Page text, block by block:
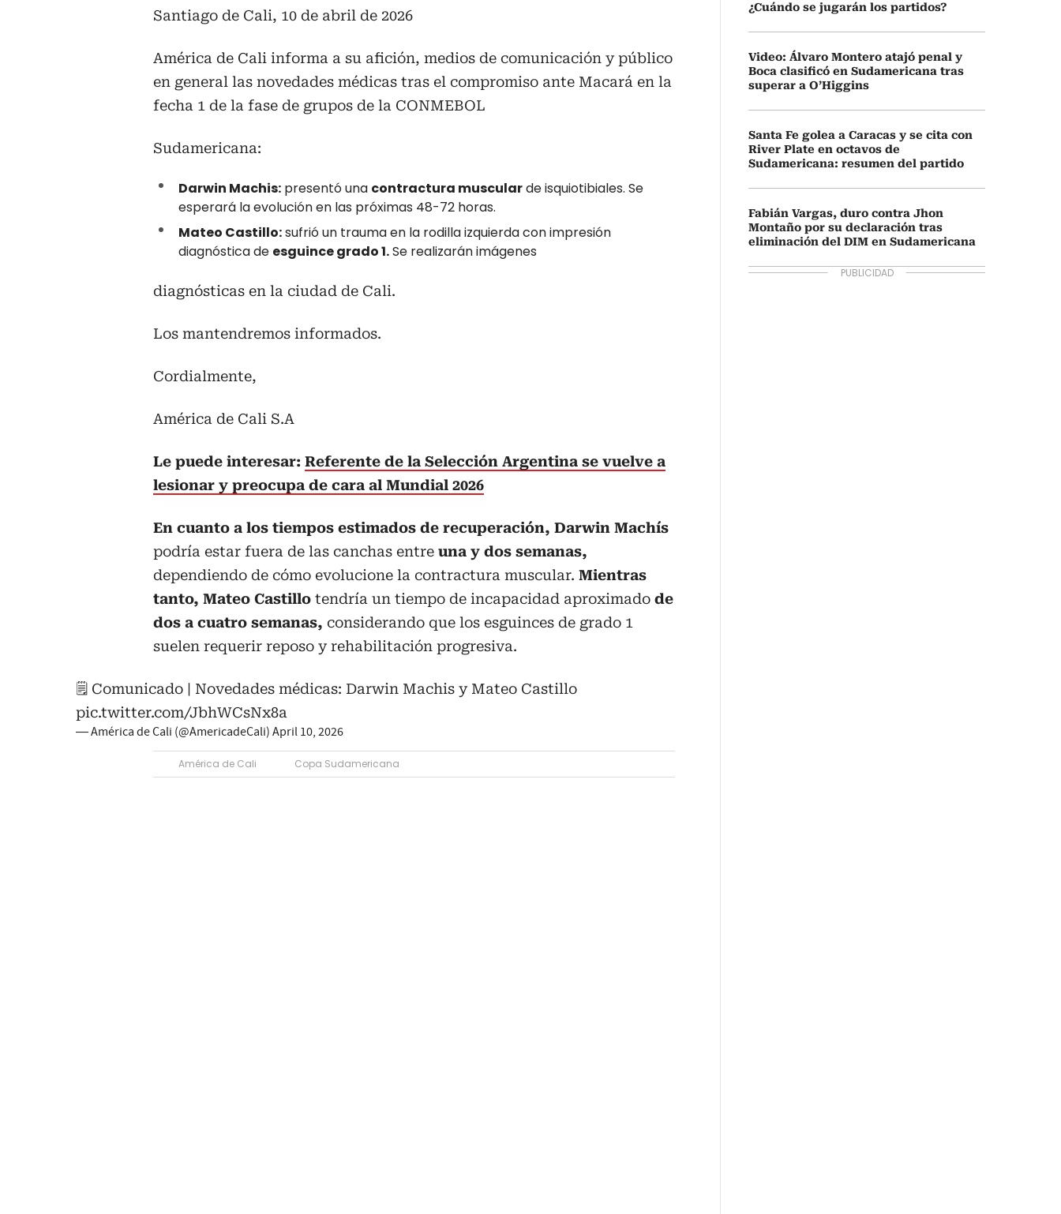
Santiago de Cali, 10 de abril de 2026
América de Cali informa a su afición, medios de comunicación y público
en general las novedades médicas tras el compromiso ante Macará en la
fecha 1 de la fase de grupos de la CONMEBOL
Sudamericana:
Darwin Machis: presentó una contractura muscularde isquiotibiales. Se
esperará la evolución en las próximas 48-72 horas.
Mateo Castillo:sufrió un trauma en la rodilla izquierda con impresión
diagnóstica de esguince grado 1.Se realizarán imágenes
diagnósticas en la ciudad de Cali.
Los mantendremos informados.
Cordialmente,
América de Cali S.A
Le puede interesar: Referente de la Selección Argentina se vuelve a
lesionar y preocupa de cara al Mundial 2026
En cuanto a los tiempos estimados de recuperación, Darwin Machís
podría estar fuera de las canchas entre una y dos semanas,
dependiendo de cómo evolucione la contractura muscular. Mientras
tanto, Mateo Castillo tendría un tiempo de incapacidad aproximado de
dos a cuatro semanas, considerando que los esguinces de grado 1
suelen requerir reposo y rehabilitación progresiva.
🗒️ Comunicado | Novedades médicas: Darwin Machis y Mateo Castillo
pic.twitter.com/JbhWCsNx8a
— América de Cali (@AmericadeCali) April 10, 2026
América de Cali Copa Sudamericana
¿Cuándo se jugarán los partidos?
Video: Álvaro Montero atajó penal y
Boca clasificó en Sudamericana tras
superar a O’Higgins
Santa Fe golea a Caracas y se cita con
River Plate en octavos de
Sudamericana: resumen del partido
Fabián Vargas, duro contra Jhon
Montaño por su declaración tras
eliminación del DIM en Sudamericana